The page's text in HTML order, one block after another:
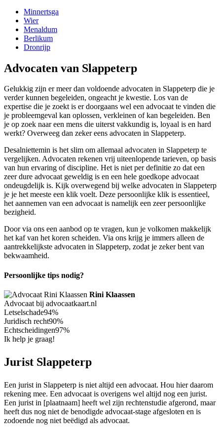
Minnertsga
Wier
Menaldum
Berlikum
Dronrijp
Advocaten van Slappeterp
Gelukkig zijn er meer dan voldoende advocaten in Slappeterp die je
verder kunnen begeleiden, ongeacht je kwestie. Los van de
expertise die je zoekt is er doorgaans wel een advocaat te vinden die
je probleemgeval kan oplossen, verkleinen of kan begeleiden. Ben
je op zoek naar een mens die uiterst vakkundig is, loyaal is en hard
werkt? Overweeg dan zeker eens advocaten in Slappeterp.
Desalniettemin is het slim om allemaal advocaten in Slappeterp te
vergelijken. Advocaten rekenen vrij uiteenlopende tarieven, op basis
van hun ervaring of discipline. Het is niet per definitie zo dat een
zeer dure advocaat geweldig is en een hele goedkope advocaat
ondeugdelijk is. Kijk overwegend bij welke advocaten in Slappeterp
je je het meeste een klik voelt. Deze persoonlijke klik is essentieel,
het aannemen van een advocaat is namelijk een zeer persoonlijke
bezigheid.
Door via ons een aanbod op te vragen, kun je volkomen makkelijk
het kaf van het koren scheiden. Via ons krijg je immers alleen de
aantrekkelijkste advocaten in Slappeterp, zodat je zeker bent van
bekwaamheid.
Persoonlijke tips nodig?
Rini Klaassen
Advocaat bij advocaatkaart.nl
Letselschade94%
Juridisch recht90%
Echtscheidingen97%
Ik help je graag!
Jurist Slappeterp
Een jurist in Slappeterp is niet altijd een advocaat. Hou hier daarom
rekening mee. Een advocaat is overigens wel altijd nog een jurist.
Een jurist in [plaatnaam] heeft wel zijn rechtenstudie afgerond, maar
heeft dus nog niet de benodigde advocaat-stage afgesloten en is
zodoende nog niet beëdigd als advocaat.